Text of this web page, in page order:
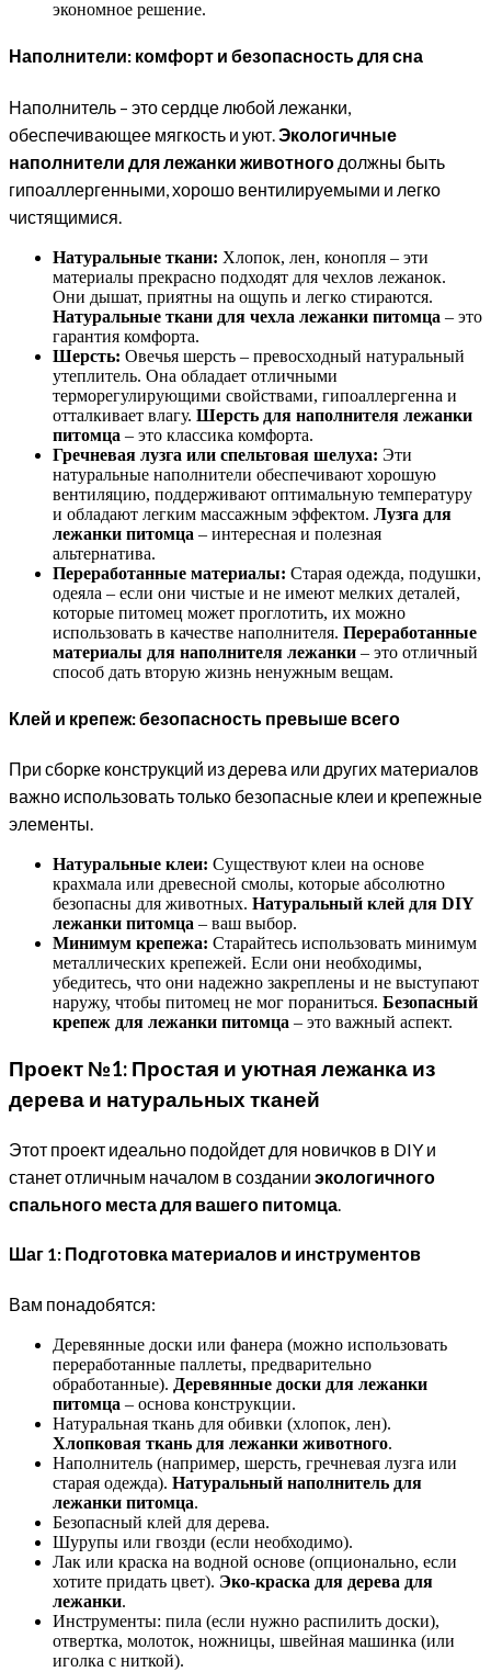
экономное решение.
Наполнители: комфорт и безопасность для сна
Наполнитель – это сердце любой лежанки,
обеспечивающее мягкость и уют. Экологичные
наполнители для лежанки животного должны быть
гипоаллергенными, хорошо вентилируемыми и легко
чистящимися.
Натуральные ткани: Хлопок, лен, конопля – эти
материалы прекрасно подходят для чехлов лежанок.
Они дышат, приятны на ощупь и легко стираются.
Натуральные ткани для чехла лежанки питомца – это
гарантия комфорта.
Шерсть: Овечья шерсть – превосходный натуральный
утеплитель. Она обладает отличными
терморегулирующими свойствами, гипоаллергенна и
отталкивает влагу. Шерсть для наполнителя лежанки
питомца – это классика комфорта.
Гречневая лузга или спельтовая шелуха: Эти
натуральные наполнители обеспечивают хорошую
вентиляцию, поддерживают оптимальную температуру
и обладают легким массажным эффектом. Лузга для
лежанки питомца – интересная и полезная
альтернатива.
Переработанные материалы: Старая одежда, подушки,
одеяла – если они чистые и не имеют мелких деталей,
которые питомец может проглотить, их можно
использовать в качестве наполнителя. Переработанные
материалы для наполнителя лежанки – это отличный
способ дать вторую жизнь ненужным вещам.
Клей и крепеж: безопасность превыше всего
При сборке конструкций из дерева или других материалов
важно использовать только безопасные клеи и крепежные
элементы.
Натуральные клеи: Существуют клеи на основе
крахмала или древесной смолы, которые абсолютно
безопасны для животных. Натуральный клей для DIY
лежанки питомца – ваш выбор.
Минимум крепежа: Старайтесь использовать минимум
металлических крепежей. Если они необходимы,
убедитесь, что они надежно закреплены и не выступают
наружу, чтобы питомец не мог пораниться. Безопасный
крепеж для лежанки питомца – это важный аспект.
Проект №1: Простая и уютная лежанка из
дерева и натуральных тканей
Этот проект идеально подойдет для новичков в DIY и
станет отличным началом в создании экологичного
спального места для вашего питомца
Шаг 1: Подготовка материалов и инструментов
Вам понадобятся:
Деревянные доски или фанера (можно использовать
переработанные паллеты, предварительно
обработанные). Деревянные доски для лежанки
питомца – основа конструкции.
Натуральная ткань для обивки (хлопок, лен).
Хлопковая ткань для лежанки животного.
Наполнитель (например, шерсть, гречневая лузга или
старая одежда). Натуральный наполнитель для
лежанки питомца.
Безопасный клей для дерева.
Шурупы или гвозди (если необходимо).
Лак или краска на водной основе (опционально, если
хотите придать цвет). Эко-краска для дерева для
лежанки.
Инструменты: пила (если нужно распилить доски),
отвертка, молоток, ножницы, швейная машинка (или
иголка с ниткой).